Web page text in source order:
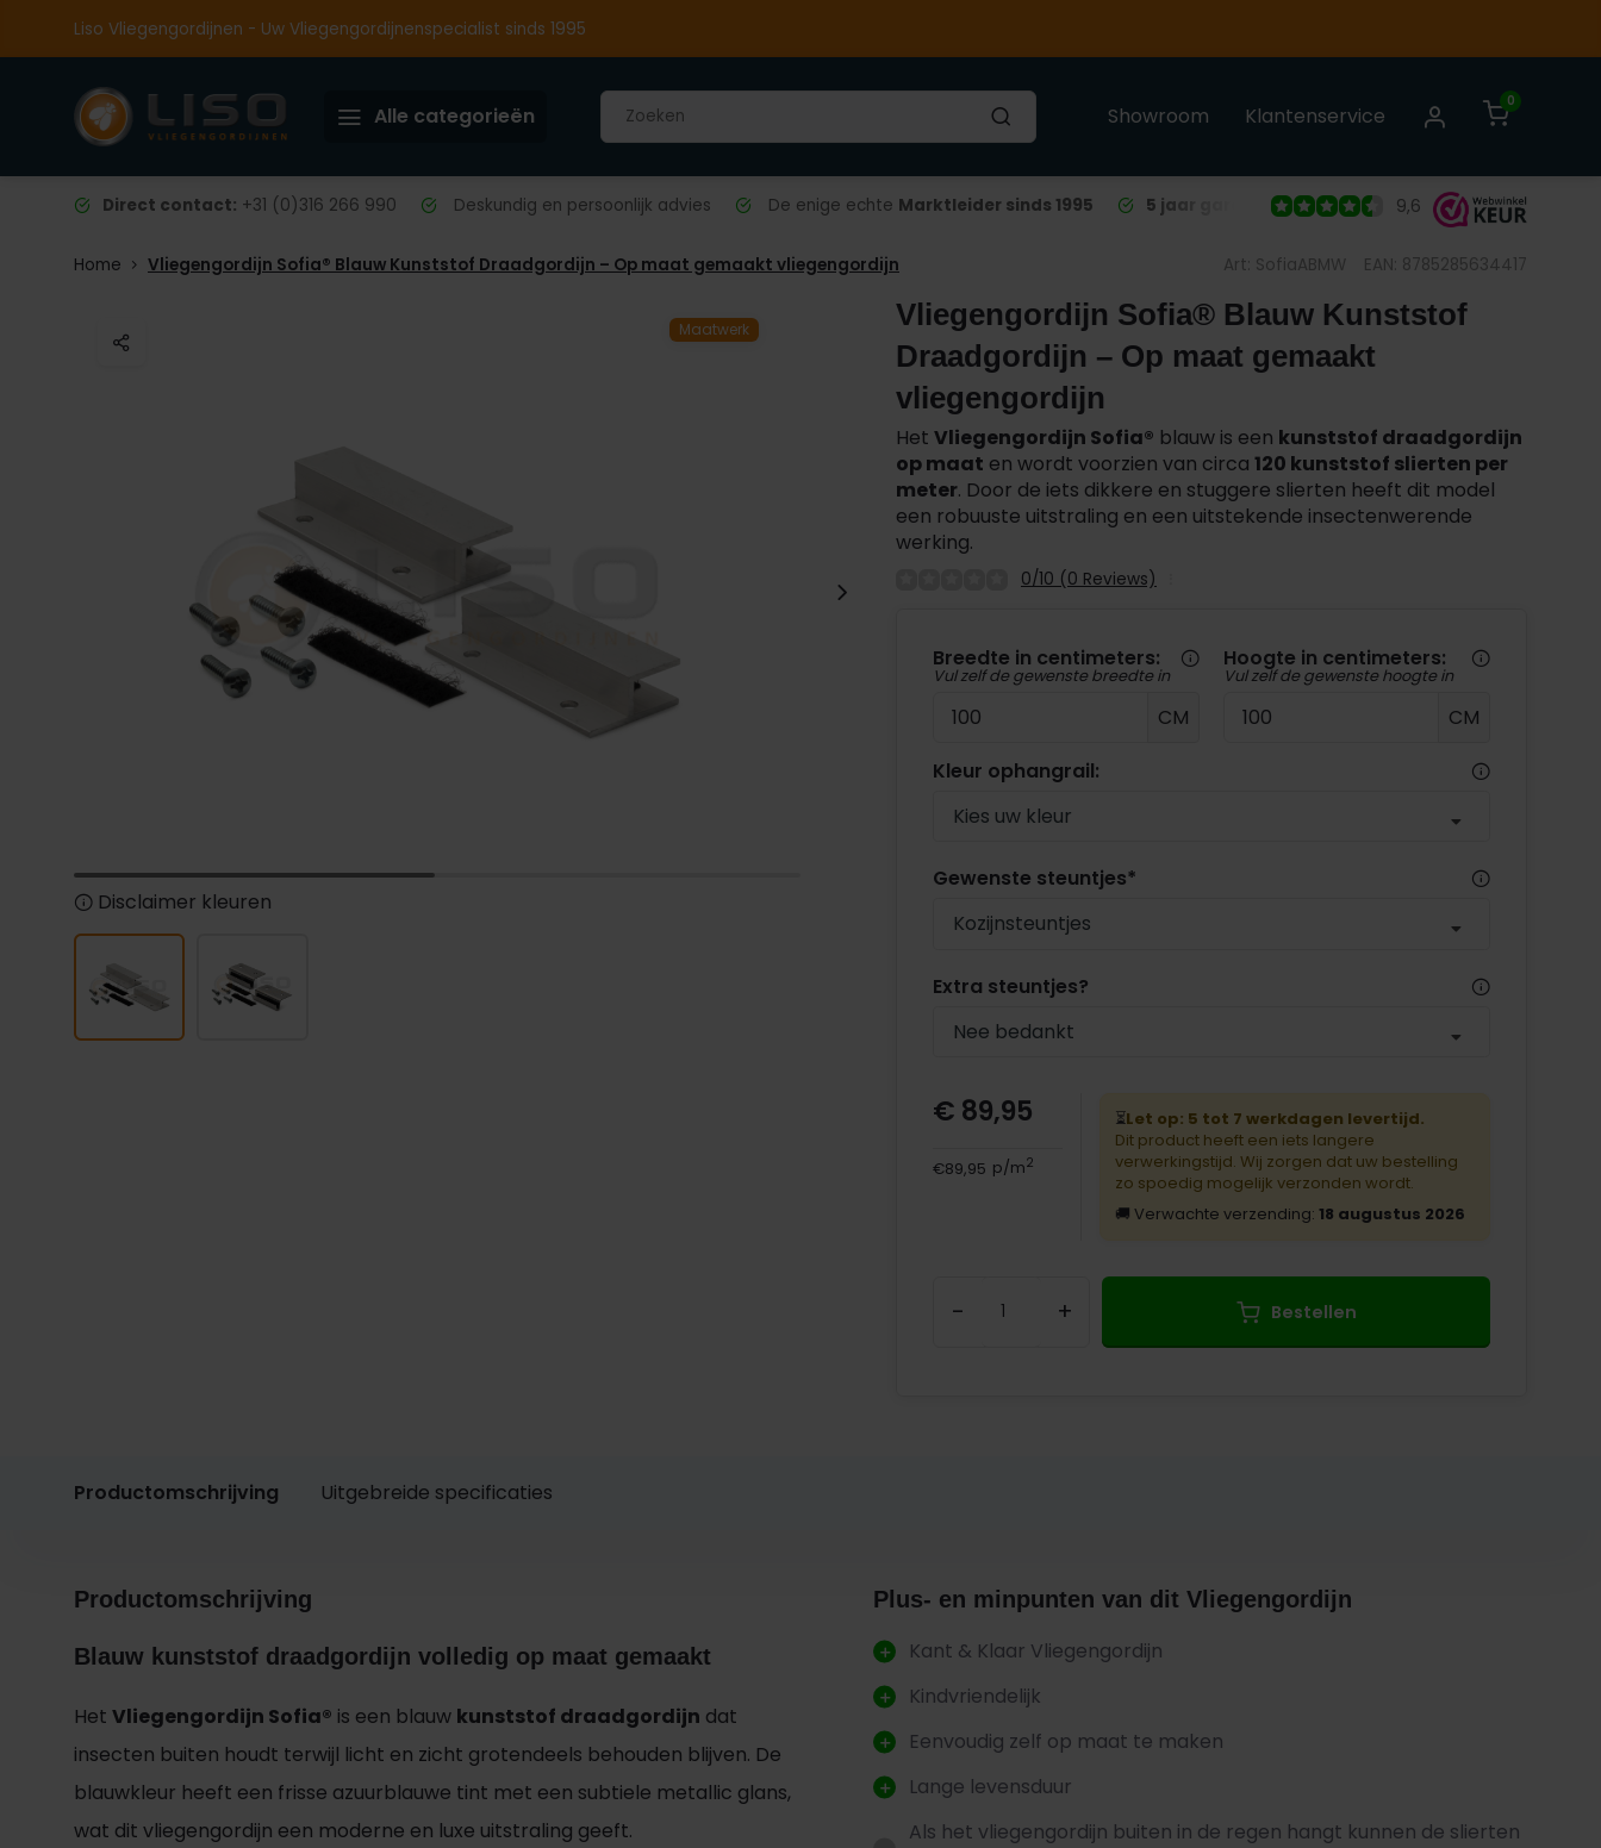
Liso Vliegengordijnen - Uw Vliegengordijnenspecialist sinds 1995
Alle categorieën Showroom Klantenservice
0
Direct contact: +31 (0)316 266 990 Deskundig en persoonlijk advies De enige echte Marktleider sinds 1995 5 jaar garantieop alle Liso® Vliegengordijnen
9,6
Home Vliegengordijn Sofia® Blauw Kunststof Draadgordijn – Op maat gemaakt vliegengordijn Art: SofiaABMW EAN: 8785285634417
Maatwerk
Disclaimer kleuren
Vliegengordijn Sofia® Blauw Kunststof
Draadgordijn – Op maat gemaakt
vliegengordijn
Het Vliegengordijn Sofia® blauw is een kunststof draadgordijn
op maat en wordt voorzien van circa 120 kunststof slierten per
meter. Door de iets dikkere en stuggere slierten heeft dit model
een robuuste uitstraling en een uitstekende insectenwerende
werking.
0/10 (0 Reviews)
Breedte in centimeters:
Vul zelf de gewenste breedte in
CM
Hoogte in centimeters:
Vul zelf de gewenste hoogte in
CM
Kleur ophangrail:
Kies uw kleur
Gewenste steuntjes*
Kozijnsteuntjes
Extra steuntjes?
Nee bedankt
€ 89,95
€89,95 p/m2
⏳Let op: 5 tot 7 werkdagen levertijd.
Dit product heeft een iets langere
verwerkingstijd. Wij zorgen dat uw bestelling
zo spoedig mogelijk verzonden wordt.
🚚 Verwachte verzending: 18 augustus 2026
- + Bestellen
Productomschrijving Uitgebreide specificaties
Productomschrijving
Blauw kunststof draadgordijn volledig op maat gemaakt
Het Vliegengordijn Sofia® is een blauw kunststof draadgordijn dat
insecten buiten houdt terwijl licht en zicht grotendeels behouden blijven. De
blauwkleur heeft een frisse azuurblauwe tint met een subtiele metallic glans,
wat dit vliegengordijn een moderne en luxe uitstraling geeft.
Plus- en minpunten van dit Vliegengordijn
Kant & Klaar Vliegengordijn
Kindvriendelijk
Eenvoudig zelf op maat te maken
Lange levensduur
Als het vliegengordijn buiten in de regen hangt kunnen de slierten